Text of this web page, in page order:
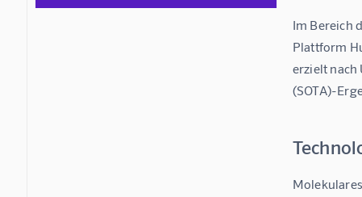
Im Bereich
Plattform
erzielt nach
(SOTA)-